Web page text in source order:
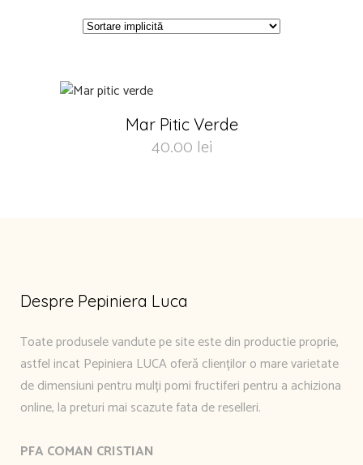
Mar Pitic Verde
40.00 lei
Despre Pepiniera Luca
Toate produsele vandute pe site este din productie proprie,
astfel incat Pepiniera LUCA oferă clienților o mare varietate
de dimensiuni pentru mulți pomi fructiferi pentru a achiziona
online, la preturi mai scazute fata de reselleri.
PFA COMAN CRISTIAN